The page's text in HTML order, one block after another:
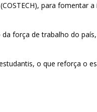
para fomentar a
força de trabalho do
o que reforça o